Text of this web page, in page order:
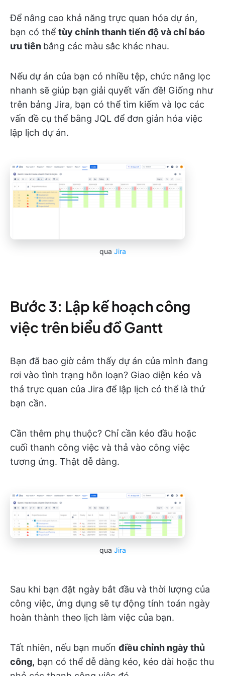
Để nâng cao khả năng trực quan hóa dự án,
bạn có thể tùy chỉnh thanh tiến độ và chỉ báo
ưu tiên bằng các màu sắc khác nhau.
Nếu dự án của bạn có nhiều tệp, chức năng lọc
nhanh sẽ giúp bạn giải quyết vấn đề! Giống như
trên bảng Jira, bạn có thể tìm kiếm và lọc các
vấn đề cụ thể bằng JQL để đơn giản hóa việc
lập lịch dự án.
qua Jira
Bước 3: Lập kế hoạch công
việc trên biểu đồ Gantt
Bạn đã bao giờ cảm thấy dự án của mình đang
rơi vào tình trạng hỗn loạn? Giao diện kéo và
thả trực quan của Jira để lập lịch có thể là thứ
bạn cần.
Cần thêm phụ thuộc? Chỉ cần kéo đầu hoặc
cuối thanh công việc và thả vào công việc
tương ứng. Thật dễ dàng.
qua Jira
Sau khi bạn đặt ngày bắt đầu và thời lượng của
công việc, ứng dụng sẽ tự động tính toán ngày
hoàn thành theo lịch làm việc của bạn.
Tất nhiên, nếu bạn muốn điều chỉnh ngày thủ
công, bạn có thể dễ dàng kéo, kéo dài hoặc thu